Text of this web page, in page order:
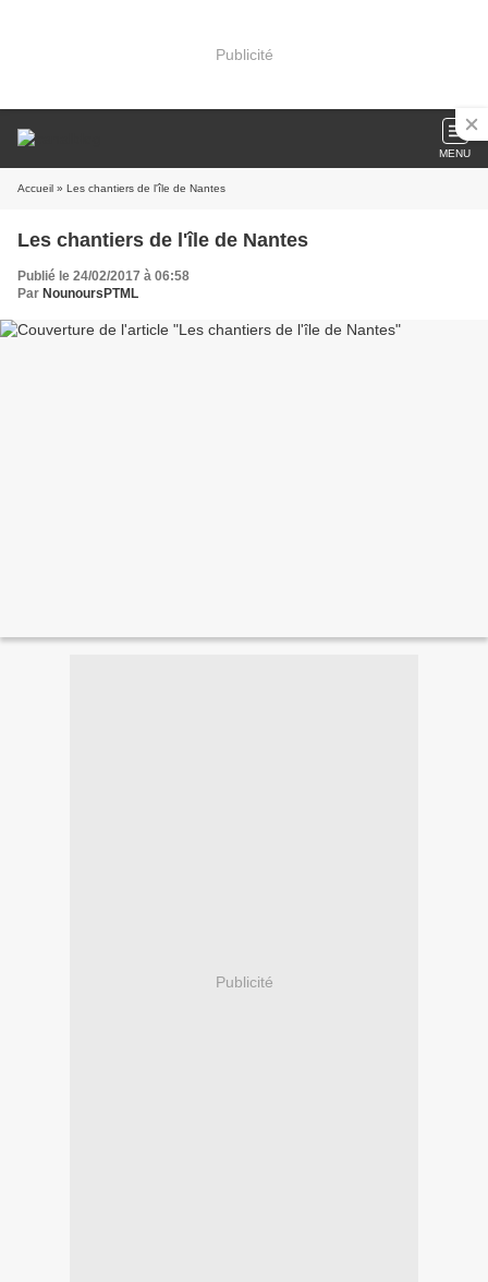
Publicité
MENU
Accueil » Les chantiers de l'île de Nantes
Les chantiers de l'île de Nantes
Publié le 24/02/2017 à 06:58
Par NounoursPTML
Publicité